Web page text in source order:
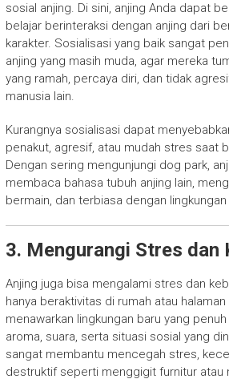
sosial anjing. Di sini, anjing Anda dapat
belajar berinteraksi dengan anjing dari
karakter. Sosialisasi yang baik sangat
anjing yang masih muda, agar mereka
yang ramah, percaya diri, dan tidak
manusia lain.
Kurangnya sosialisasi dapat
penakut, agresif, atau mudah stres saat
Dengan sering mengunjungi dog park,
membaca bahasa tubuh anjing lain,
bermain, dan terbiasa dengan lingkungan
3. Mengurangi Stres dan
Anjing juga bisa mengalami stres dan
hanya beraktivitas di rumah atau
menawarkan lingkungan baru yang
aroma, suara, serta situasi sosial yang
sangat membantu mencegah stres,
destruktif seperti menggigit furnitur atau